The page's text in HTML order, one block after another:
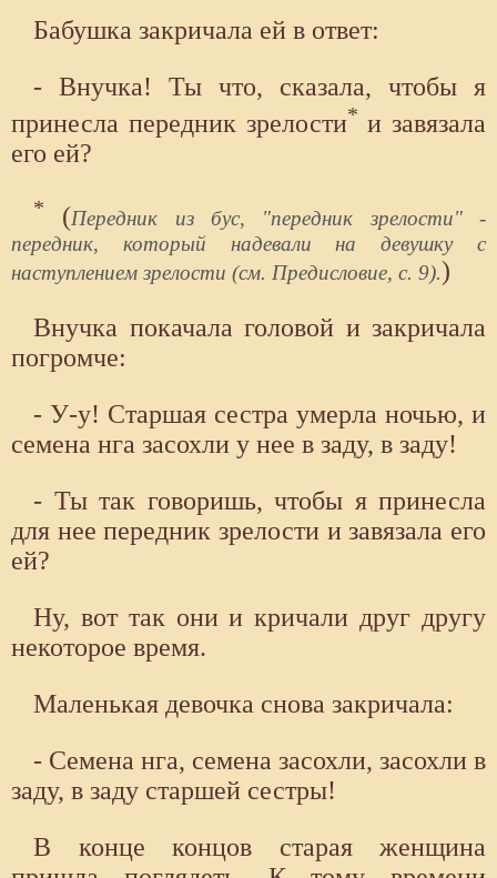
Бабушка закричала ей в ответ:
- Внучка! Ты что, сказала, чтобы я
принесла передник зрелости* и завязала
его ей?
* (Передник из бус, "передник зрелости" -
передник, который надевали на девушку с
наступлением зрелости (см. Предисловие, с. 9).)
Внучка покачала головой и закричала
погромче:
- У-у! Старшая сестра умерла ночью, и
семена нга засохли у нее в заду, в заду!
- Ты так говоришь, чтобы я принесла
для нее передник зрелости и завязала его
ей?
Ну, вот так они и кричали друг другу
некоторое время.
Маленькая девочка снова закричала:
- Семена нга, семена засохли, засохли в
заду, в заду старшей сестры!
В конце концов старая женщина